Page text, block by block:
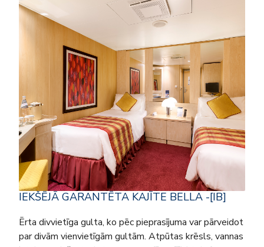
IEKŠĒJĀ GARANTĒTA KAJĪTE BELLA -[IB]
Ērta divvietīga gulta, ko pēc pieprasījuma var pārveidot
par divām vienvietīgām gultām. Atpūtas krēsls, vannas